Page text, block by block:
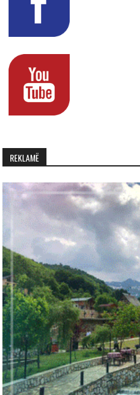
REKLAMË